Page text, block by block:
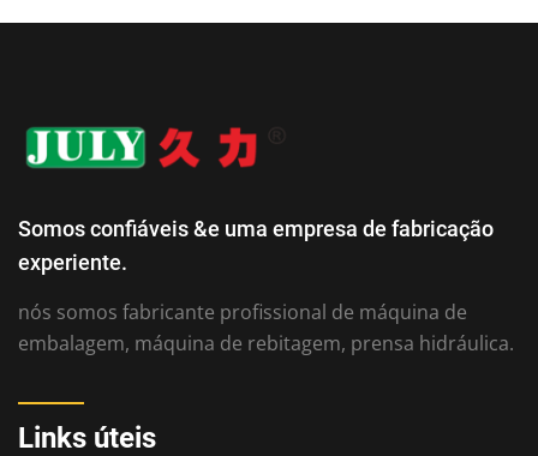
Somos confiáveis ​​&e uma empresa de fabricação
experiente.
nós somos fabricante profissional de máquina de
embalagem, máquina de rebitagem, prensa hidráulica.
Links úteis